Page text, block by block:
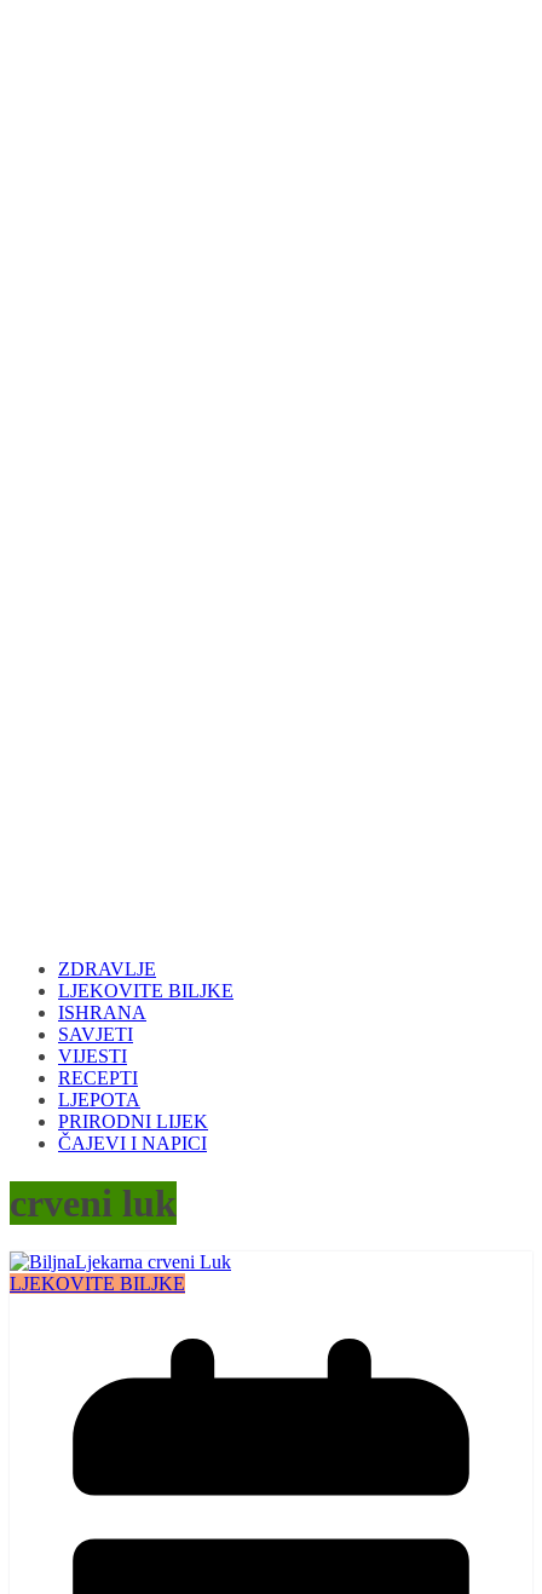
ZDRAVLJE
LJEKOVITE BILJKE
ISHRANA
SAVJETI
VIJESTI
RECEPTI
LJEPOTA
PRIRODNI LIJEK
ČAJEVI I NAPICI
crveni luk
LJEKOVITE BILJKE